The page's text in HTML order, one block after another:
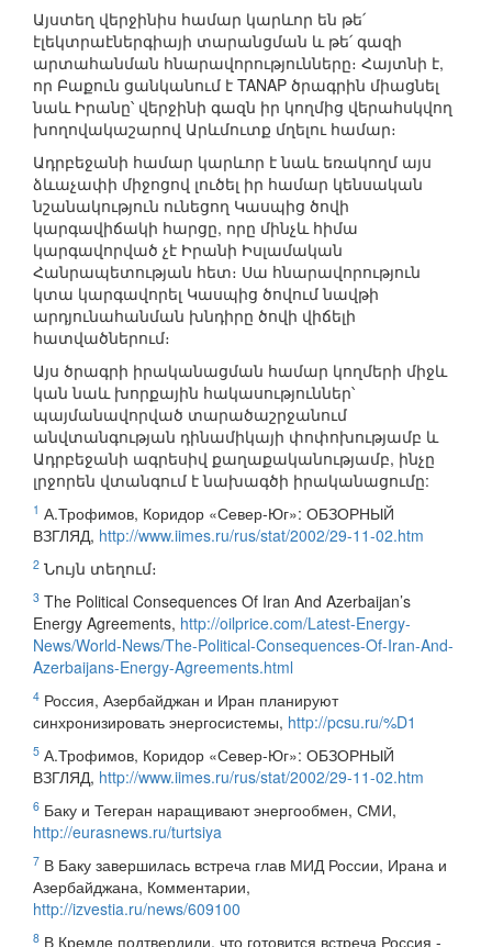
Այստեղ վերջինիս համար կարևոր են թե՛
էլեկտրաէներգիայի տարանցման և թե՛ գազի
արտահանման հնարավորությունները։ Հայտնի է,
որ Բաքուն ցանկանում է TANAP ծրագրին միացնել
նաև Իրանը՝ վերջինի գազն իր կողմից վերահսկվող
խողովակաշարով Արևմուտք մղելու համար։
Ադրբեջանի համար կարևոր է նաև եռակողմ այս
ձևաչափի միջոցով լուծել իր համար կենսական
նշանակություն ունեցող Կասպից ծովի
կարգավիճակի հարցը, որը մինչև հիմա
կարգավորված չէ Իրանի Իսլամական
Հանրապետության հետ։ Սա հնարավորություն
կտա կարգավորել Կասպից ծովում նավթի
արդյունահանման խնդիրը ծովի վիճելի
հատվածներում։
Այս ծրագրի իրականացման համար կողմերի միջև
կան նաև խորքային հակասություններ՝
պայմանավորված տարածաշրջանում
անվտանգության դինամիկայի փոփոխությամբ և
Ադրբեջանի ագրեսիվ քաղաքականությամբ, ինչը
լրջորեն վտանգում է նախագծի իրականացումը:
1 А.Трофимов, Коридор «Север-Юг»: ОБЗОРНЫЙ
ВЗГЛЯД, http://www.iimes.ru/rus/stat/2002/29-11-02.htm
2 Նույն տեղում։
3 The Political Consequences Of Iran And Azerbaijan’s
Energy Agreements, http://oilprice.com/Latest-Energy-
News/World-News/The-Political-Consequences-Of-Iran-And-
Azerbaijans-Energy-Agreements.html
4 Россия, Азербайджан и Иран планируют
синхронизировать энергосистемы, http://pcsu.ru/%D1
5 А.Трофимов, Коридор «Север-Юг»: ОБЗОРНЫЙ
ВЗГЛЯД, http://www.iimes.ru/rus/stat/2002/29-11-02.htm
6 Баку и Тегеран наращивают энергообмен, СМИ,
http://eurasnews.ru/turtsiya
7 В Баку завершилась встреча глав МИД России, Ирана и
Азербайджана, Комментарии,
http://izvestia.ru/news/609100
8 В Кремле подтвердили, что готовится встреча Россия -